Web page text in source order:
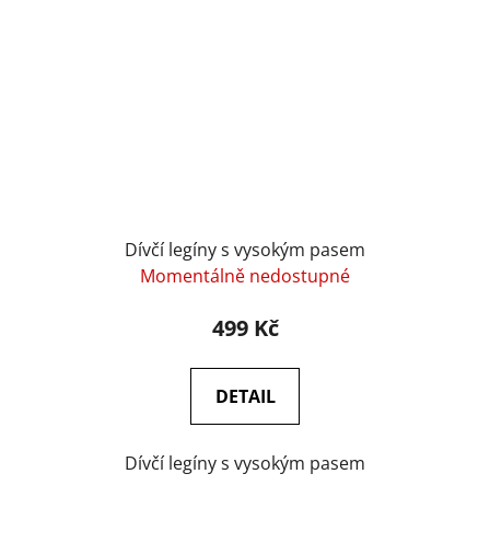
Dívčí legíny s vysokým pasem
Momentálně nedostupné
499 Kč
DETAIL
Dívčí legíny s vysokým pasem